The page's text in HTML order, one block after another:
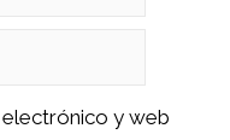
y web